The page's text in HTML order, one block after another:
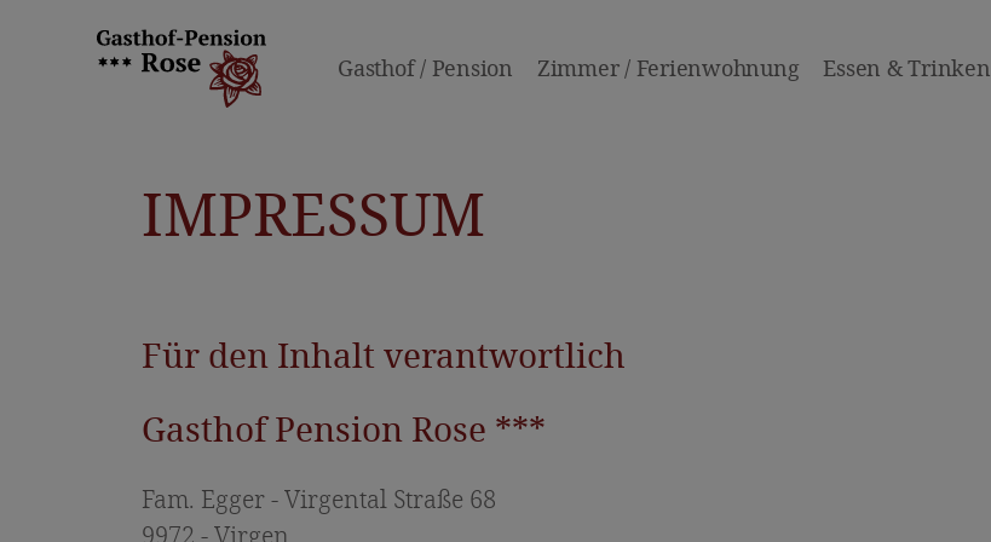
Gasthof / Pension Zimmer / Ferienwohnung Essen & Trinken
IMPRESSUM
Für den Inhalt verantwortlich
Gasthof Pension Rose ***
Fam. Egger - Virgental Straße 68